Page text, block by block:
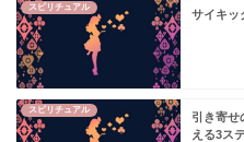
スピリチュアル
サイキッ
スピリチュアル
引き寄せ
える3ス